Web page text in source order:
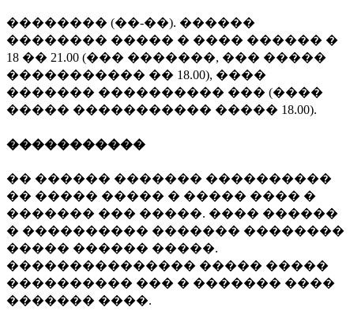
�������� (��-��). ������
�������� ����� � ���� ������ �
18 �� 21.00 (��� �������, ��� �����
����������� �� 18.00), ����
������� ���������� ��� (����
����� ����������� ����� 18.00).
�����������
�� ������ ������� ����������
�� ����� ����� � ����� ���� �
������� ��� �����. ���� ������
� ���������� ������� ��������
����� ������ �����.
��������������� ����� �����
���������� ��� � ������� ����
������� ����.